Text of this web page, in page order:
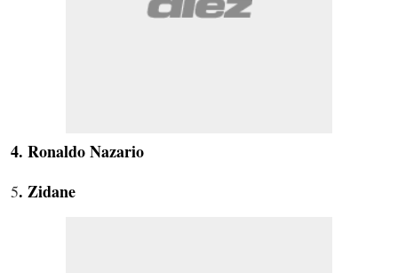
4. Ronaldo Nazario
5. Zidane